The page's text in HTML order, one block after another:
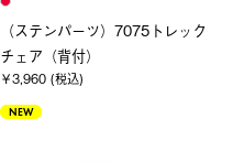
（ステンパーツ）7075トレック
チェア（背付）
￥3,960 (税込)
NEW